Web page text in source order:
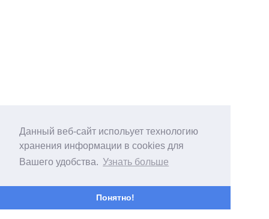
Данный веб-сайт испольует технологию
хранения информации в cookies для
Вашего удобства. Узнать больше
Понятно!